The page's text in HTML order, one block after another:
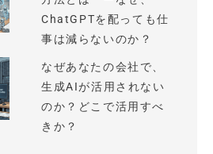
ChatGPTを配っても仕
事は減らないのか？
なぜあなたの会社で、
生成AIが活用されない
のか？どこで活用すべ
きか？